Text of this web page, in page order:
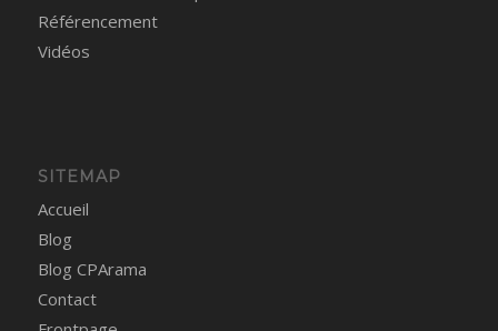
Référencement
Vidéos
SITEMAP
Accueil
Blog
Blog CPArama
Contact